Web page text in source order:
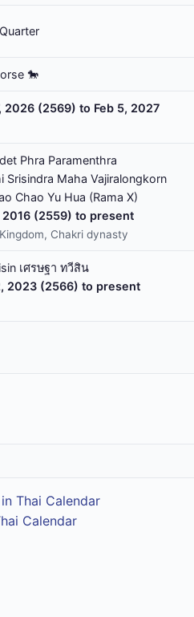
🐎
2026 (2569) to Feb 5, 2027
Phra Paramenthra
Srisindra Maha Vajiralongkorn
Chao Yu Hua (Rama X)
2016 (2559) to present
Chakri dynasty
เศรษฐา ทวีสิน
2023 (2566) to present
Thai Calendar
Calendar